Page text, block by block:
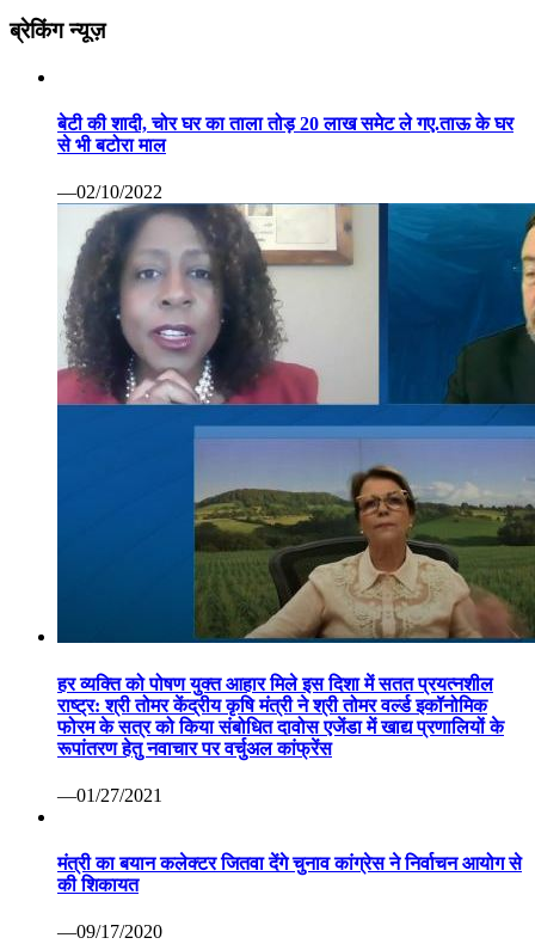
ब्रेकिंग न्यूज़
बेटी की शादी, चोर घर का ताला तोड़ 20 लाख समेट ले गए.ताऊ के घर
से भी बटोरा माल
—02/10/2022
हर व्यक्ति को पोषण युक्त आहार मिले इस दिशा में सतत प्रयत्नशील
राष्ट्र: श्री तोमर केंद्रीय कृषि मंत्री ने श्री तोमर वर्ल्ड इकॉनोमिक
फोरम के सत्र को किया संबोधित दावोस एजेंडा में खाद्य प्रणालियों के
रूपांतरण हेतु नवाचार पर वर्चुअल कांफ्रेंस
—01/27/2021
मंत्री का बयान कलेक्टर जितवा देंगे चुनाव कांग्रेस ने निर्वाचन आयोग से
की शिकायत
—09/17/2020